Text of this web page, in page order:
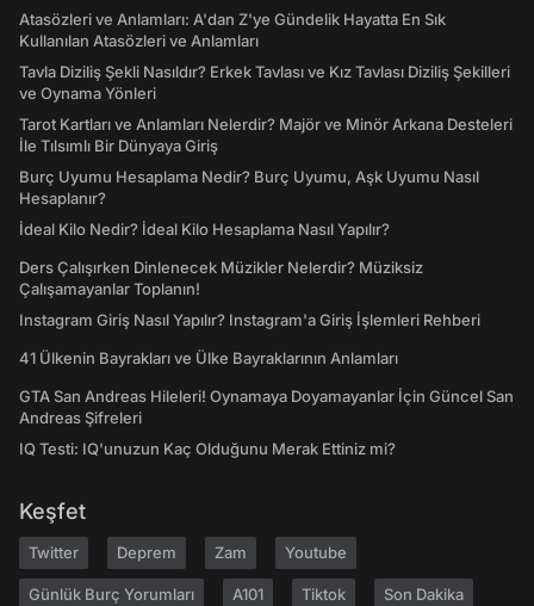
Atasözleri ve Anlamları: A'dan Z'ye Gündelik Hayatta En Sık
Kullanılan Atasözleri ve Anlamları
Tavla Diziliş Şekli Nasıldır? Erkek Tavlası ve Kız Tavlası Diziliş Şekilleri
ve Oynama Yönleri
Tarot Kartları ve Anlamları Nelerdir? Majör ve Minör Arkana Desteleri
İle Tılsımlı Bir Dünyaya Giriş
Burç Uyumu Hesaplama Nedir? Burç Uyumu, Aşk Uyumu Nasıl
Hesaplanır?
İdeal Kilo Nedir? İdeal Kilo Hesaplama Nasıl Yapılır?
Ders Çalışırken Dinlenecek Müzikler Nelerdir? Müziksiz
Çalışamayanlar Toplanın!
Instagram Giriş Nasıl Yapılır? Instagram'a Giriş İşlemleri Rehberi
41 Ülkenin Bayrakları ve Ülke Bayraklarının Anlamları
GTA San Andreas Hileleri! Oynamaya Doyamayanlar İçin Güncel San
Andreas Şifreleri
IQ Testi: IQ'unuzun Kaç Olduğunu Merak Ettiniz mi?
Keşfet
Twitter Deprem Zam Youtube
Günlük Burç Yorumları A101 Tiktok Son Dakika